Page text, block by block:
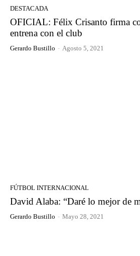
DESTACADA
OFICIAL: Félix Crisanto firma
entrena con el club
Gerardo Bustillo - Agosto 5, 2021
FÚTBOL INTERNACIONAL
David Alaba: “Daré lo mejor de
Gerardo Bustillo - Mayo 28, 2021